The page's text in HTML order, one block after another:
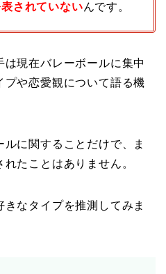
されていないんです。
現在バレーボールに集中
プや恋愛観について語る機
に関することだけで、ま
たことはありません。
なタイプを推測してみま